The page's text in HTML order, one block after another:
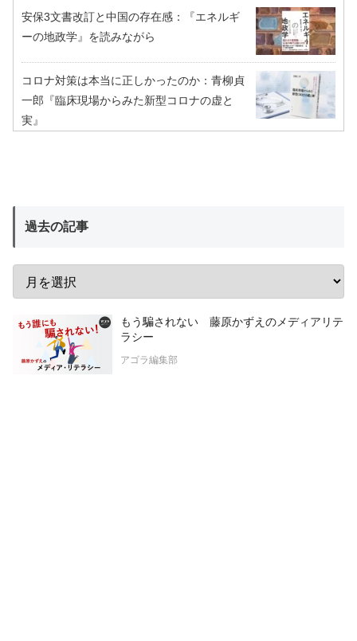
安保3文書改訂と中国の存在感：『エネルギ
ーの地政学』を読みながら
コロナ対策は本当に正しかったのか：青柳貞
一郎『臨床現場からみた新型コロナの虚と
実』
過去の記事
もう騙されない 藤原かずえのメディアリテ
ラシー
アゴラ編集部